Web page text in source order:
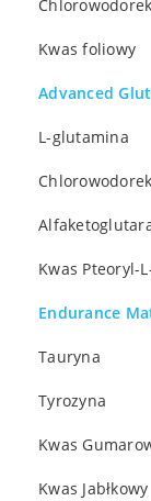
Kwas foliowy
Advanced
L-glutamina
Kwas Pteoryl-
Endurance
Tauryna
Tyrozyna
Kwas
Kwas Jabłkowy